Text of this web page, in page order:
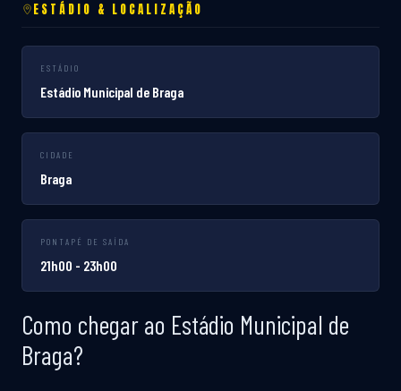
ESTÁDIO & LOCALIZAÇÃO
ESTÁDIO
Estádio Municipal de Braga
CIDADE
Braga
PONTAPÉ DE SAÍDA
21h00 - 23h00
Como chegar ao Estádio Municipal de
Braga?